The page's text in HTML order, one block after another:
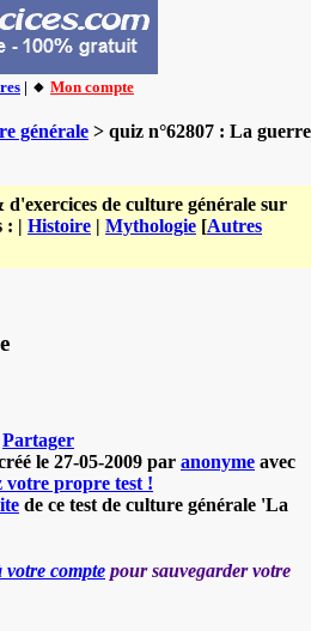
| 🔸 Mon compte
générale > quiz n°62807 : La guerre
d'exercices de culture générale sur
: | Histoire | Mythologie [Autres
Partager
le 27-05-2009 par anonyme avec
votre propre test !
de ce test de culture générale 'La
votre compte pour sauvegarder votre